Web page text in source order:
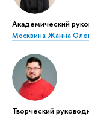
Академический
Москвина Жанна
Творческий